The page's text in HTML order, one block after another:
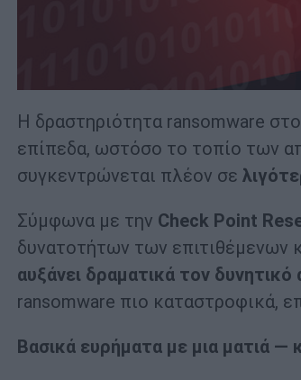
Η δραστηριότητα ransomware
επίπεδα, ωστόσο το τοπίο των
συγκεντρώνεται πλέον σε
Σύμφωνα με την Check Point
δυνατοτήτων των επιτιθέμενων
αυξάνει δραματικά τον
ransomware πιο καταστροφικά,
Βασικά ευρήματα με μια ματιά —